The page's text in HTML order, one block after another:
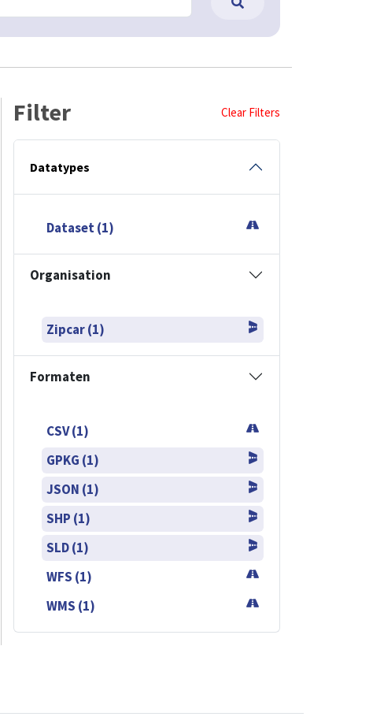
Filter Clear Filters
Datatypes
Dataset (1)
Organisation
Zipcar (1)
Formaten
CSV (1)
GPKG (1)
JSON (1)
SHP (1)
SLD (1)
WFS (1)
WMS (1)